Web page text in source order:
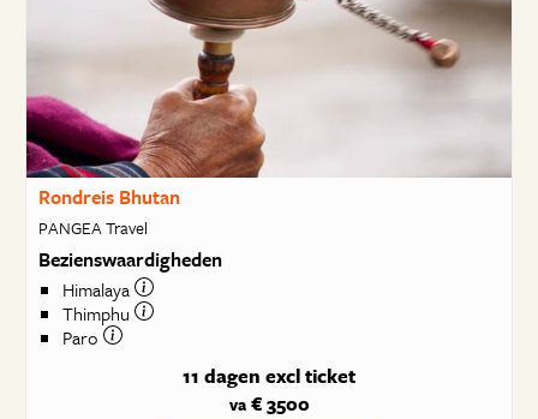
Rondreis Bhutan
PANGEA Travel
Bezienswaardigheden
Himalaya
Thimphu
Paro
11 dagen excl ticket
va€ 3500